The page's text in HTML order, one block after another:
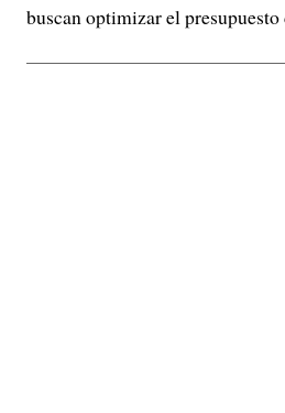
buscan optimizar el presupuesto